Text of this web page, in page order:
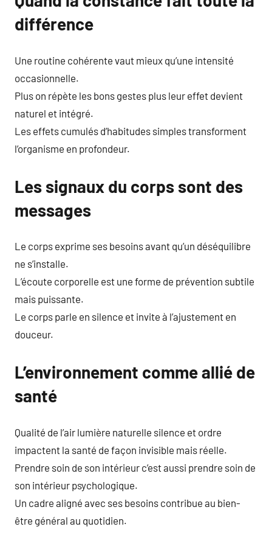
différence
Une routine cohérente vaut mieux qu’une intensité
occasionnelle.
Plus on répète les bons gestes plus leur effet devient
naturel et intégré.
Les effets cumulés d’habitudes simples transforment
l’organisme en profondeur.
Les signaux du corps sont des
messages
Le corps exprime ses besoins avant qu’un déséquilibre
ne s’installe.
L’écoute corporelle est une forme de prévention subtile
mais puissante.
Le corps parle en silence et invite à l’ajustement en
douceur.
L’environnement comme allié de
santé
Qualité de l’air lumière naturelle silence et ordre
impactent la santé de façon invisible mais réelle.
Prendre soin de son intérieur c’est aussi prendre soin de
son intérieur psychologique.
Un cadre aligné avec ses besoins contribue au bien-
être général au quotidien.